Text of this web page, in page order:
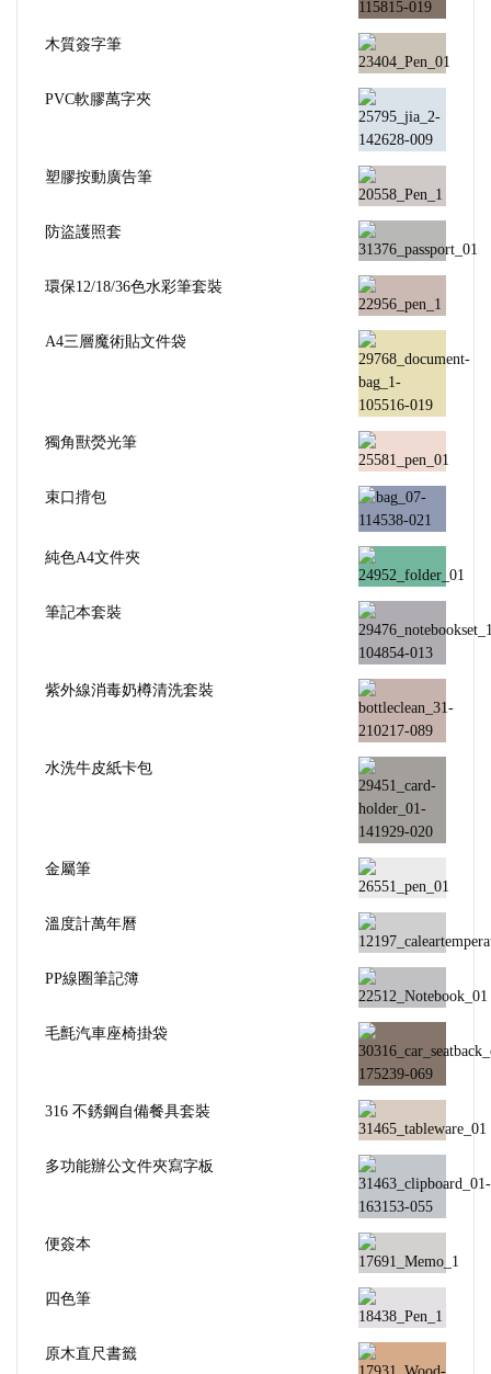
木質簽字筆
PVC軟膠萬字夾
塑膠按動廣告筆
防盜護照套
環保12/18/36色水彩筆套裝
A4三層魔術貼文件袋
獨角獸熒光筆
束口揹包
純色A4文件夾
筆記本套裝
紫外線消毒奶樽清洗套裝
水洗牛皮紙卡包
金屬筆
溫度計萬年曆
PP線圈筆記簿
毛氈汽車座椅掛袋
316 不銹鋼自備餐具套裝
多功能辦公文件夾寫字板
便簽本
四色筆
原木直尺書籤